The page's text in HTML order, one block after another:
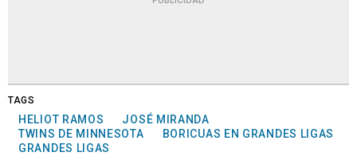
TAGS
HELIOT RAMOS
JOSÉ MIRANDA
TWINS DE MINNESOTA
BORICUAS EN GRANDES LIGAS
GRANDES LIGAS